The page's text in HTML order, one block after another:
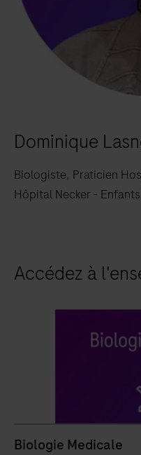
Dominique
Biologiste, Praticien
Hôpital Necker -
Accédez à
Biologie Medicale